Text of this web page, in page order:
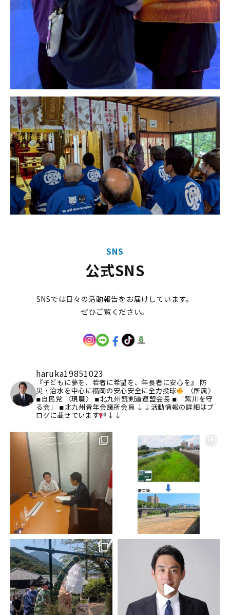
SNS
公式SNS
SNSでは日々の活動報告をお届けしています。
ぜひご覧ください。
haruka19851023
『子どもに夢を、若者に希望を、年長者に安心を』
防
災・治水を中心に福岡の安心安全に全力投球
〈所属〉
◾︎自民党 〈現職〉 ◾︎北九州銃剣道連盟会長 ◾︎「紫川を守
る会」
◾︎北九州青年会議所会員 ↓↓活動情報の詳細はブ
ログに載せています
↓↓